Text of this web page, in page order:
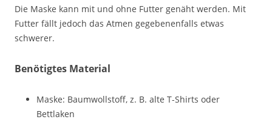
Die Maske kann mit und ohne Futter genäht werden. Mit
Futter fällt jedoch das Atmen gegebenenfalls etwas
schwerer.
Benötigtes Material
Maske: Baumwollstoff, z. B. alte T-Shirts oder
Bettlaken